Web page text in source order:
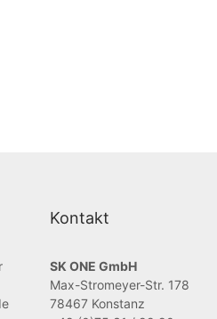
Kontakt
SK ONE GmbH
Max-Stromeyer-Str. 178
78467 Konstanz